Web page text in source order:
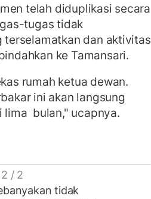
telah diduplikasi secara
tugas tidak
terselamatkan dan aktivitas
ke Tamansari.
rumah ketua dewan.
ini akan langsung
lima bulan," ucapnya.
/ 2
tidak